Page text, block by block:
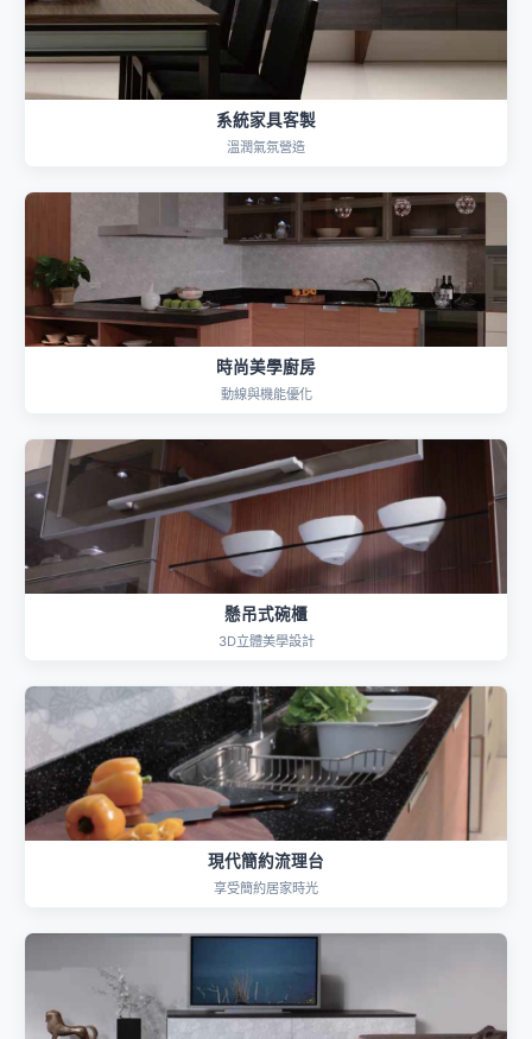
系統家具客製
溫潤氣氛營造
時尚美學廚房
動線與機能優化
懸吊式碗櫃
3D立體美學設計
現代簡約流理台
享受簡約居家時光